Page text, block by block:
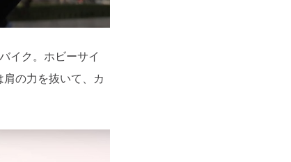
イク。ホビーサイ
の力を抜いて、カ